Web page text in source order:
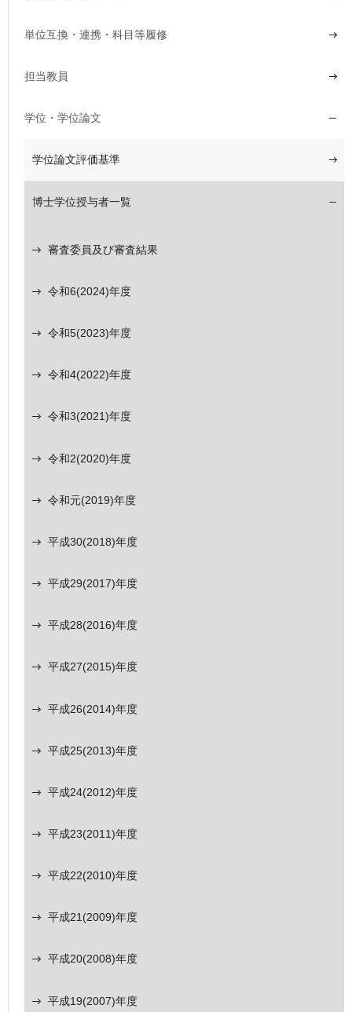
単位互換・連携・科目等履修
担当教員
学位・学位論文
学位論文評価基準
博士学位授与者一覧
審査委員及び審査結果
令和6(2024)年度
令和5(2023)年度
令和4(2022)年度
令和3(2021)年度
令和2(2020)年度
令和元(2019)年度
平成30(2018)年度
平成29(2017)年度
平成28(2016)年度
平成27(2015)年度
平成26(2014)年度
平成25(2013)年度
平成24(2012)年度
平成23(2011)年度
平成22(2010)年度
平成21(2009)年度
平成20(2008)年度
平成19(2007)年度